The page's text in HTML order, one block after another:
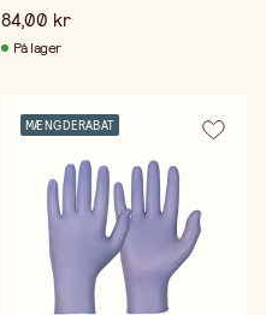
84,00 kr
På lager
MÆNGDERABAT